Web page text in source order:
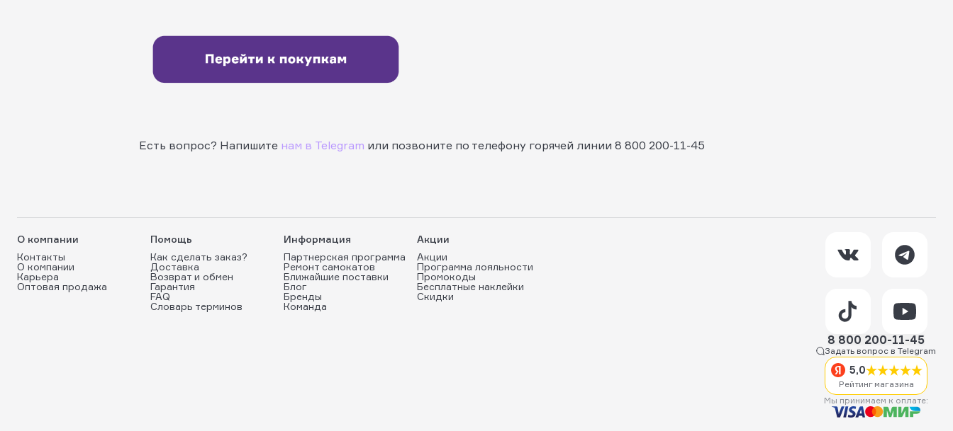
Есть вопрос? Напишите нам в Telegram или позвоните по телефону горячей линии 8 800 200-11-45
О компании
Контакты
О компании
Карьера
Оптовая продажа
Помощь
Как сделать заказ?
Доставка
Возврат и обмен
Гарантия
FAQ
Словарь терминов
Информация
Партнерская программа
Ремонт самокатов
Ближайшие поставки
Блог
Бренды
Команда
Акции
Акции
Программа лояльности
Промокоды
Бесплатные наклейки
Скидки
8 800 200-11-45
Задать вопрос в Telegram
5,0
Рейтинг магазина
Мы принимаем к оплате: